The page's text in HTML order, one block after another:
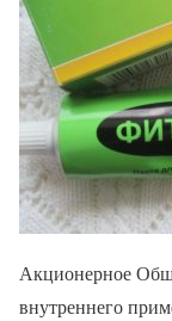
Акционерное
внутреннего